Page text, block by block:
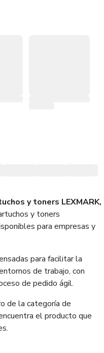
y toners
y toners
para empresas y
para facilitar la
de trabajo, con
de pedido ágil.
de la categoría de
el producto que